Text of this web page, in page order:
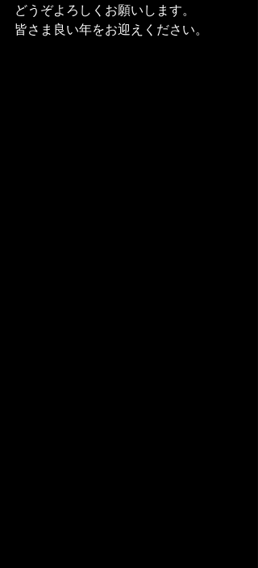
どうぞよろしくお願いします。
皆さま良い年をお迎えください。